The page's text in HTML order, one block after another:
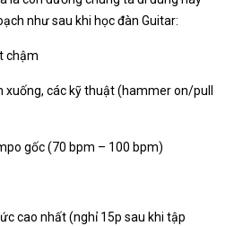
như sau khi học đàn Guitar:
chậm
xuống, các kỹ thuật (hammer on/pull
gốc (70 bpm – 100 bpm)
cao nhất (nghỉ 15p sau khi tập